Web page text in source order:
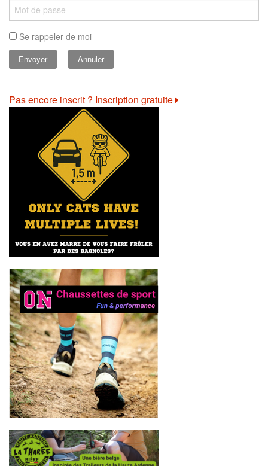
Se rappeler de moi
Annuler
Pas encore inscrit ? Inscription gratuite